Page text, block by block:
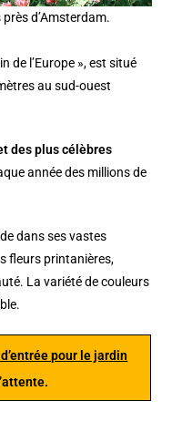
d’Amsterdam.
de l’Europe », est situé
au sud-ouest
des plus célèbres
année des millions de
dans ses vastes
fleurs printanières,
La variété de couleurs
pour le jardin